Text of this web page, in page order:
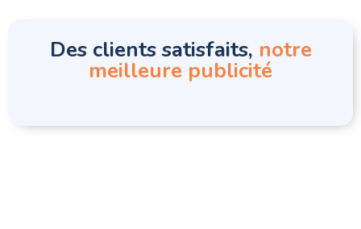
Des clients satisfaits, notre
meilleure publicité